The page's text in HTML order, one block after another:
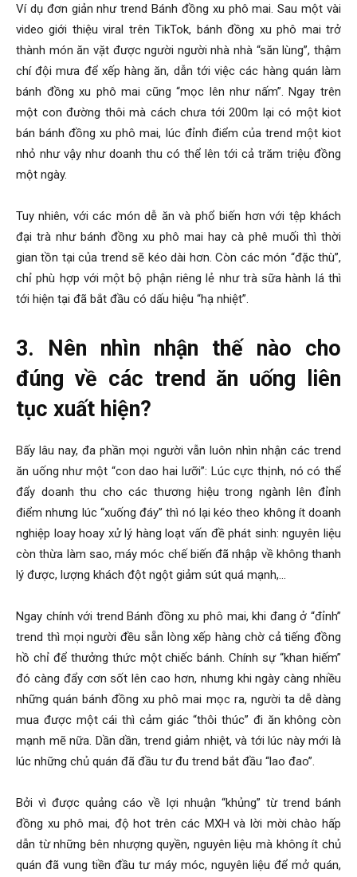
Ví dụ đơn giản như trend Bánh đồng xu phô mai. Sau một vài
video giới thiệu viral trên TikTok, bánh đồng xu phô mai trở
thành món ăn vặt được người người nhà nhà “săn lùng”, thậm
chí đội mưa để xếp hàng ăn, dẫn tới việc các hàng quán làm
bánh đồng xu phô mai cũng “mọc lên như nấm”. Ngay trên
một con đường thôi mà cách chưa tới 200m lại có một kiot
bán bánh đồng xu phô mai, lúc đỉnh điểm của trend một kiot
nhỏ như vậy như doanh thu có thể lên tới cả trăm triệu đồng
một ngày.
Tuy nhiên, với các món dễ ăn và phổ biến hơn với tệp khách
đại trà như bánh đồng xu phô mai hay cà phê muối thì thời
gian tồn tại của trend sẽ kéo dài hơn. Còn các món “đặc thù”,
chỉ phù hợp với một bộ phận riêng lẻ như trà sữa hành lá thì
tới hiện tại đã bắt đầu có dấu hiệu “hạ nhiệt”.
3. Nên nhìn nhận thế nào cho
đúng về các trend ăn uống liên
tục xuất hiện?
Bấy lâu nay, đa phần mọi người vẫn luôn nhìn nhận các trend
ăn uống như một “con dao hai lưỡi”: Lúc cực thịnh, nó có thể
đẩy doanh thu cho các thương hiệu trong ngành lên đỉnh
điểm nhưng lúc “xuống đáy” thì nó lại kéo theo không ít doanh
nghiệp loay hoay xử lý hàng loạt vấn đề phát sinh: nguyên liệu
còn thừa làm sao, máy móc chế biến đã nhập về không thanh
lý được, lượng khách đột ngột giảm sút quá mạnh,…
Ngay chính với trend Bánh đồng xu phô mai, khi đang ở “đỉnh”
trend thì mọi người đều sẵn lòng xếp hàng chờ cả tiếng đồng
hồ chỉ để thưởng thức một chiếc bánh. Chính sự “khan hiếm”
đó càng đẩy cơn sốt lên cao hơn, nhưng khi ngày càng nhiều
những quán bánh đồng xu phô mai mọc ra, người ta dễ dàng
mua được một cái thì cảm giác “thôi thúc” đi ăn không còn
mạnh mẽ nữa. Dần dần, trend giảm nhiệt, và tới lúc này mới là
lúc những chủ quán đã đầu tư đu trend bắt đầu “lao đao”.
Bởi vì được quảng cáo về lợi nhuận “khủng” từ trend bánh
đồng xu phô mai, độ hot trên các MXH và lời mời chào hấp
dẫn từ những bên nhượng quyền, nguyên liệu mà không ít chủ
quán đã vung tiền đầu tư máy móc, nguyên liệu để mở quán,